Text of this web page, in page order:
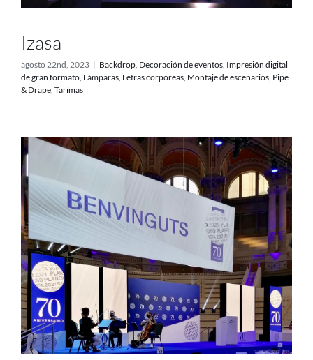
Izasa
agosto 22nd, 2023 | Backdrop Decoración de eventos Impresión digital
de gran formato Lámparas Letras corpóreas Montaje de escenarios Pipe
& Drape Tarimas